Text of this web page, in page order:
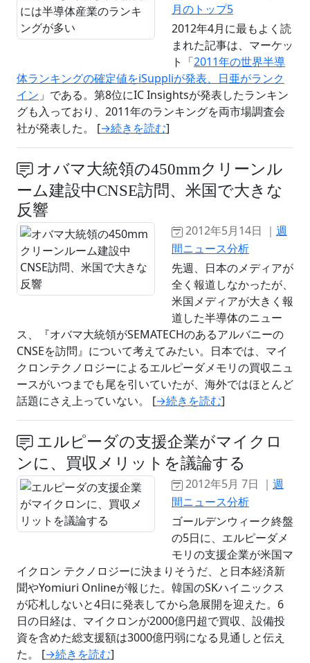
月のトップ5
2012年4月に最もよく読
まれた記事は、マーケッ
ト「2011年の世界半導
体ランキングの確定値をiSuppliが発表、日亜がランク
イン 」である。第8位にIC Insightsが発表したランキン
グも入っており、2011年のランキングを両市場調査会
社が発表した。 [→続きを読む]
オバマ大統領の450mmクリーンル
ーム建設中CNSE訪問、米国で大きな
反響
2012年5月14日 ｜ 週
間ニュース分析
先週、日本のメディアが
全く報道しなかったが、
米国メディアが大きく報
道した半導体のニュー
ス、『オバマ大統領がSEMATECHのあるアルバニーの
CNSEを訪問』について考えてみたい。日本では、マイ
クロンテクノロジーによるエルピーダメモリの買収ニュ
ースがいつまでも尾を引いていたが、海外ではほとんど
話題にさえ上っていない。 [→続きを読む]
エルピーダの支援企業がマイクロ
ンに、買収メリットを議論する
2012年5月 7日 ｜ 週
間ニュース分析
ゴールデンウィーク終盤
の5日に、エルピーダメ
モリの支援企業が米国マ
イクロン テクノロジーに決まりそうだ、と日本経済新
聞やYomiuri Onlineが報じた。韓国のSKハイニックス
が応札しないと4日に発表してから急展開を迎えた。6
日の日経は、マイクロンが2000億円超で買収、設備投
資を含めた総支援額は3000億円弱になる見通しと伝え
た。 [→続きを読む]